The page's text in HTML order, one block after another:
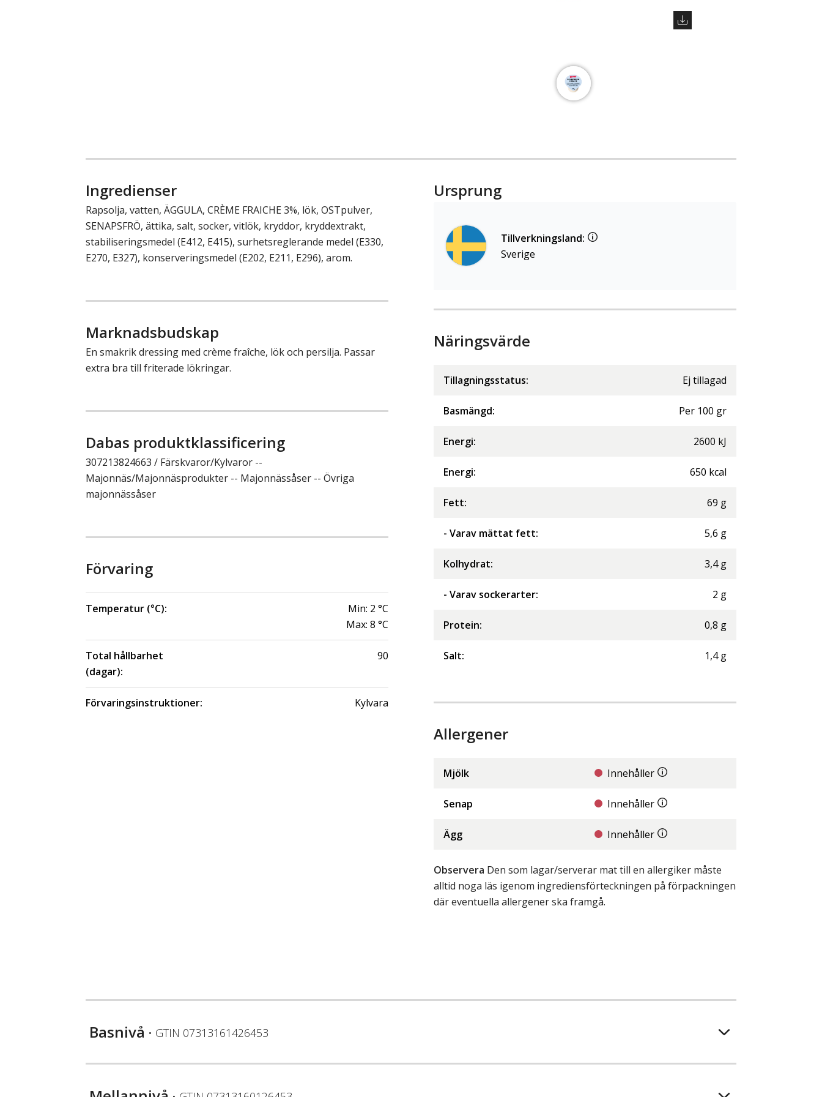
Ingredienser
Rapsolja, vatten, ÄGGULA, CRÈME FRAICHE 3%, lök, OSTpulver,
SENAPSFRÖ, ättika, salt, socker, vitlök, kryddor, kryddextrakt,
stabiliseringsmedel (E412, E415), surhetsreglerande medel (E330,
E270, E327), konserveringsmedel (E202, E211, E296), arom.
Marknadsbudskap
En smakrik dressing med crème fraîche, lök och persilja. Passar
extra bra till friterade lökringar.
Dabas produktklassificering
307213824663 / Färskvaror/Kylvaror --
Majonnäs/Majonnäsprodukter -- Majonnässåser -- Övriga
majonnässåser
Förvaring
Temperatur (°C): Min: 2 °C
Max: 8 °C
Total hållbarhet
(dagar):
90
Förvaringsinstruktioner: Kylvara
Ursprung
Tillverkningsland:
Sverige
Näringsvärde
Tillagningsstatus: Ej tillagad
Basmängd: Per 100 gr
Energi: 2600 kJ
Energi: 650 kcal
Fett: 69 g
- Varav mättat fett: 5,6 g
Kolhydrat: 3,4 g
- Varav sockerarter: 2 g
Protein: 0,8 g
Salt: 1,4 g
Allergener
Mjölk Innehåller
Senap Innehåller
Ägg Innehåller
Observera Den som lagar/serverar mat till en allergiker måste
alltid noga läs igenom ingrediensförteckningen på förpackningen
där eventuella allergener ska framgå.
Basnivå • GTIN 07313161426453